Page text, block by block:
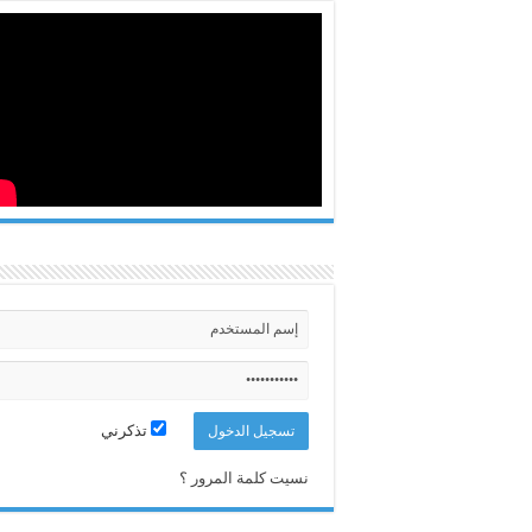
تذكرني
نسيت كلمة المرور ؟